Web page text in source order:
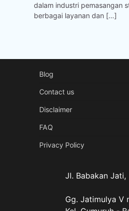
dalam industri pemasangan
berbagai layanan dan […]
Blog
Contact us
Disclaimer
FAQ
Privacy Policy
Jl. Babakan Jati,
Gg. Jatimulya V